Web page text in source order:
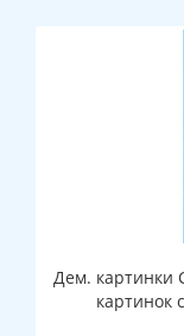
Дем. картинки
картинок